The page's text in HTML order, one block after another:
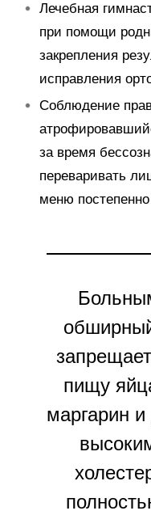
Лечебная
при помощи
закрепления
исправления
Соблюдение
за время
переваривать
меню
пищу
маргарин и